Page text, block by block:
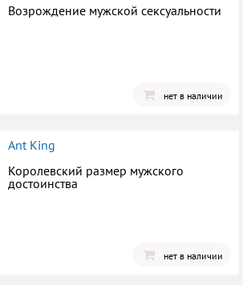
Возрождение мужской сексуальности
нет в наличии
Ant King
Королевский размер мужского
достоинства
нет в наличии